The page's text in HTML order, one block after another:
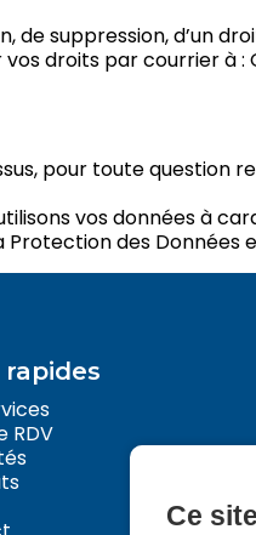
suppression, d’un
droits par courrier à :
pour toute question
vos données à
des
rapides
RDV
Ce